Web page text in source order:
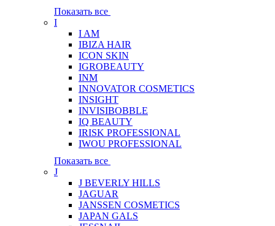
Показать все
I
I AM
IBIZA HAIR
ICON SKIN
IGROBEAUTY
INM
INNOVATOR COSMETICS
INSIGHT
INVISIBOBBLE
IQ BEAUTY
IRISK PROFESSIONAL
IWOU PROFESSIONAL
Показать все
J
J BEVERLY HILLS
JAGUAR
JANSSEN COSMETICS
JAPAN GALS